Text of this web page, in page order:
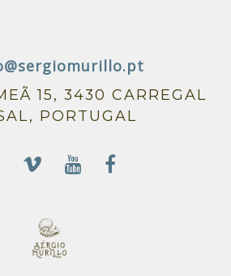
15, 3430 CARREGAL
PORTUGAL